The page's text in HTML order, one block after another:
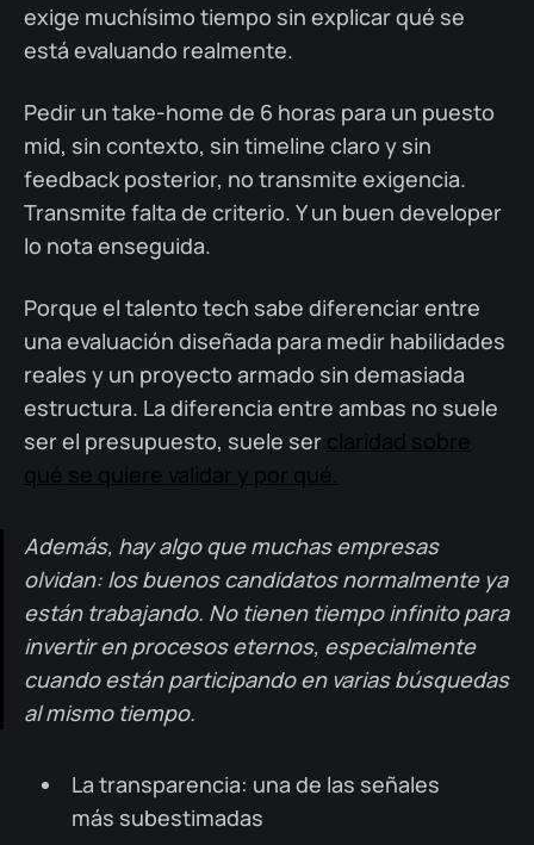
exige muchísimo tiempo sin explicar qué se
está evaluando realmente.
Pedir un take-home de 6 horas para un puesto
mid, sin contexto, sin timeline claro y sin
feedback posterior, no transmite exigencia.
Transmite falta de criterio. Y un buen developer
lo nota enseguida.
Porque el talento tech sabe diferenciar entre
una evaluación diseñada para medir habilidades
reales y un proyecto armado sin demasiada
estructura. La diferencia entre ambas no suele
ser el presupuesto, suele ser claridad sobre
qué se quiere validar y por qué.
Además, hay algo que muchas empresas
olvidan: los buenos candidatos normalmente ya
están trabajando. No tienen tiempo infinito para
invertir en procesos eternos, especialmente
cuando están participando en varias búsquedas
al mismo tiempo.
La transparencia: una de las señales
más subestimadas